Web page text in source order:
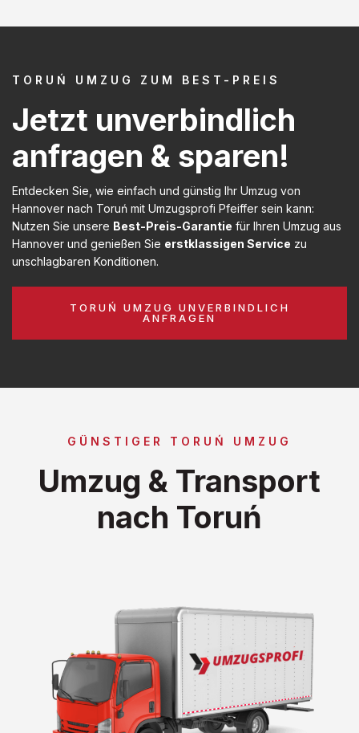
TORUŃ UMZUG ZUM BEST-PREIS
Jetzt unverbindlich
anfragen & sparen!
Entdecken Sie, wie einfach und günstig Ihr Umzug von
Hannover nach Toruń mit Umzugsprofi Pfeiffer sein kann:
Nutzen Sie unsere Best-Preis-Garantie für Ihren Umzug aus
Hannover und genießen Sie erstklassigen Service zu
unschlagbaren Konditionen.
TORUŃ UMZUG UNVERBINDLICH
ANFRAGEN
GÜNSTIGER TORUŃ UMZUG
Umzug & Transport
nach Toruń